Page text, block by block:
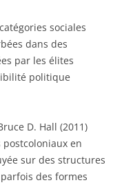
sociales
dans des
par les élites
politique
D. Hall (2011)
en
sur des structures
des formes